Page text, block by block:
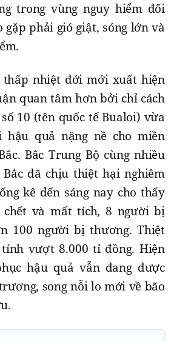
trong vùng nguy hiểm đối
gặp phải gió giật, sóng lớn và
thấp nhiệt đới mới xuất hiện
quan tâm hơn bởi chỉ cách
10 (tên quốc tế Bualoi) vừa
quả nặng nề cho miền
Bắc Trung Bộ cùng nhiều
đã chịu thiệt hại nghiêm
kê đến sáng nay cho thấy
và mất tích, 8 người bị
100 người bị thương. Thiệt
vượt 8.000 tỉ đồng. Hiện
hậu quả vẫn đang được
song nỗi lo mới về bão